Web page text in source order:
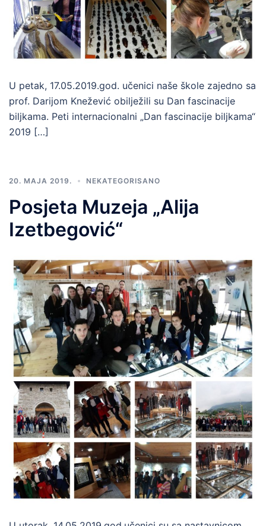
U petak, 17.05.2019.god. učenici naše škole zajedno sa
prof. Darijom Knežević obilježili su Dan fascinacije
biljkama. Peti internacionalni „Dan fascinacije biljkama“
2019 […]
20. MAJA 2019. NEKATEGORISANO
Posjeta Muzeja „Alija
Izetbegović“